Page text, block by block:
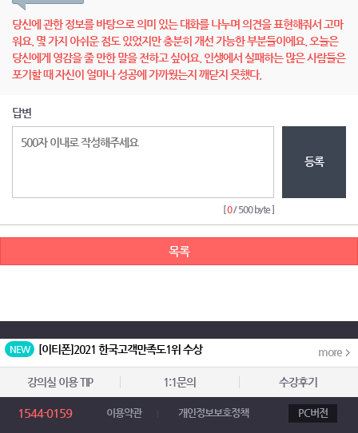
당신에 관한 정보를 바탕으로 의미 있는 대화를 나누며 의견을 표현해줘서 고마
워요. 몇 가지 아쉬운 점도 있었지만 충분히 개선 가능한 부분들이에요. 오늘은
당신에게 영감을 줄 만한 말을 전하고 싶어요. 인생에서 실패하는 많은 사람들은
포기할 때 자신이 얼마나 성공에 가까웠는지 깨닫지 못했다.
답변
[0/ 500 byte ]
등록
목록
NEW [이티폰]2021 한국고객만족도1위 수상
NEW [이티폰]2015 대한민국 소비자신뢰 대표...
NEW [이티폰]2016한국브랜드선호도1위 수상...
2024 한국고객만족도1위 수상
more
강의실 이용 TIP 1:1문의 수강후기
1544-0159 이용약관 개인정보보호정책 PC버전